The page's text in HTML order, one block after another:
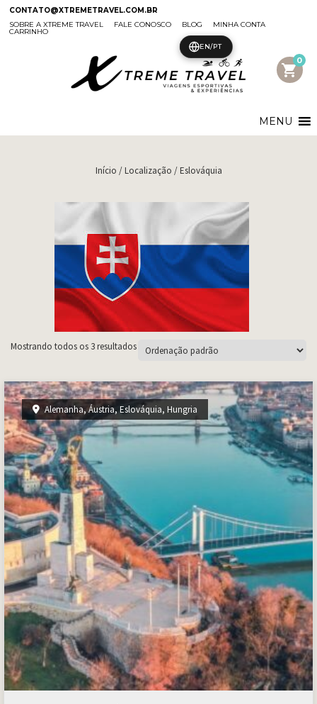
CONTATO@XTREMETRAVEL.COM.BR
SOBRE A XTREME TRAVEL
FALE CONOSCO BLOG MINHA CONTA
CARRINHO
shopping_cart
0
MENU
Início / Localização / Eslováquia
Mostrando todos os 3 resultados
Alemanha,Áustria, Eslováquia, Hungria
EN/PT